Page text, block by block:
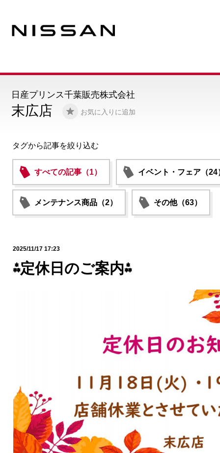
末広店 お気に入りに追加
日産プリンス千葉販売株式会社
タグから記事を絞り込む
すべての記事（1） イベント・フェア（24
メンテナンス商品（2） その他（63）
2025/11/17 17:23
⁂定休日のご案内⁂